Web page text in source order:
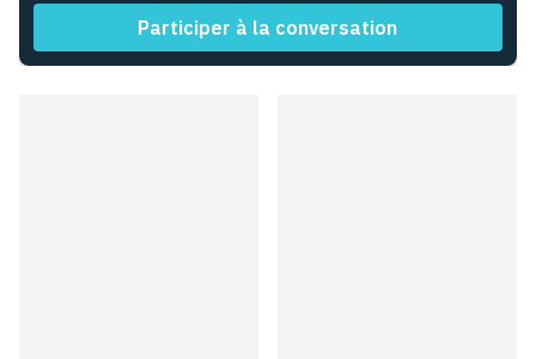
Participer à la conversation